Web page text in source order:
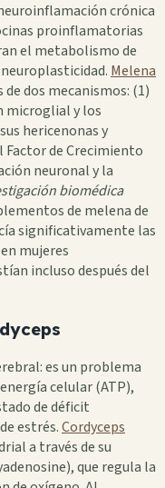
crónica
proinflamatorias
el metabolismo de
Melena
dos mecanismos: (1)
microglial y los
hericenonas y
de Crecimiento
neuronal y la
biomédica
de melena de
significativamente las
mujeres
incluso después del
es un problema
celular (ATP),
de déficit
estrés.Cordyceps
a través de su
que regula la